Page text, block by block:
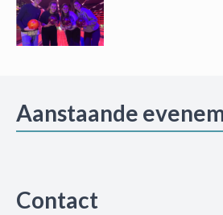
Aanstaande
Contact